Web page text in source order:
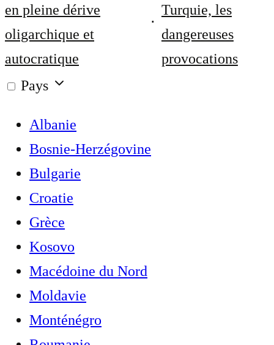
en pleine dérive
oligarchique et
autocratique
Turquie, les
dangereuses
provocations
Pays
Albanie
Bosnie-Herzégovine
Bulgarie
Croatie
Grèce
Kosovo
Macédoine du Nord
Moldavie
Monténégro